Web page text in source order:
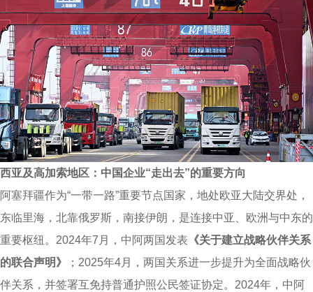
西亚及高加索地区：中国企业“走出去”的重要方向
阿塞拜疆作为“一带一路”重要节点国家，地处欧亚大陆交界处，
东临里海，北靠俄罗斯，南接伊朗，是连接中亚、欧洲与中东的
重要枢纽。2024年7月，中阿两国发表 《关于建立战略伙伴关系
的联合声明》
；2025年4月，两国关系进一步提升为全面战略伙
伴关系，并签署互免持普通护照公民签证协定。2024年，中阿